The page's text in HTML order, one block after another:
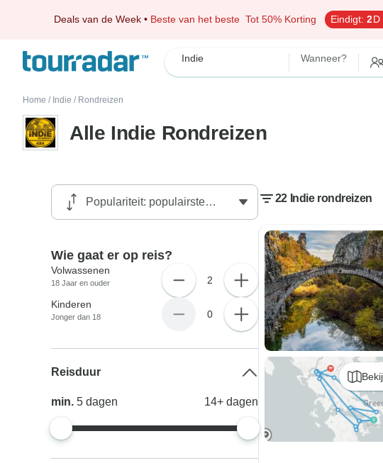
Deals van de Week • Beste van het beste Tot 50% Korting Eindigt: 2D
Indie Wanneer?
Home / Indie / Rondreizen
Alle Indie Rondreizen
22 Indie rondreizen
Wie gaat er op reis?
Volwassenen
18 Jaar en ouder 2
Kinderen
Jonger dan 18 0
Reisduur
min.5dagen 14+ dagen